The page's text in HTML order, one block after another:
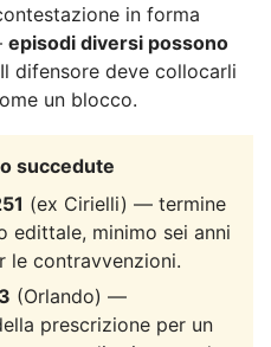
in forma
episodi diversi possono
difensore deve collocarli
un blocco.
succedute
(ex Cirielli) — termine
edittale, minimo sei anni
le contravvenzioni.
(Orlando) —
prescrizione per un